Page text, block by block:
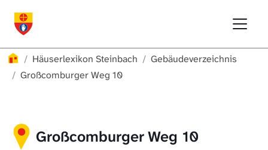
Häuserlexikon
Häuserlexikon Steinbach
Gebäudeverzeichnis
Großcomburger Weg 10
Großcomburger Weg 10
Häuserlexikon Steinbach
Digitale Nachschlagewerke